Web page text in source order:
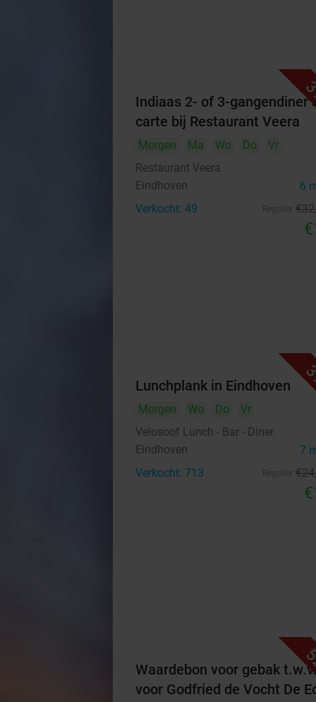
Indiaas 2- of 3-gangendiner
carte bij Restaurant Veera
Morgen Ma Wo Do
Vr
Restaurant Veera
Eindhoven 6
Verkocht: 49 €32
Lunchplank in Eindhoven
Morgen Wo Do
Vr
Velosoof Lunch - Bar - Diner
Eindhoven 7
Verkocht: 713 €24
Waardebon voor gebak
voor Godfried de Vocht De